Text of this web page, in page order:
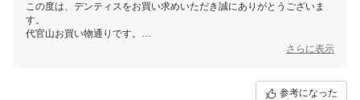
この度は、デンティスをお買い求めいただき誠にありがとうございま
す。
代官山お買い物通りです。
さらに表示
参考になった